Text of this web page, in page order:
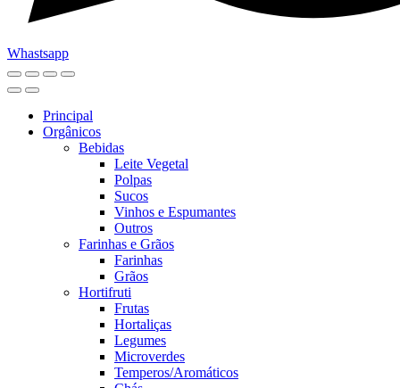
Whastsapp
Principal
Orgânicos
Bebidas
Leite Vegetal
Polpas
Sucos
Vinhos e Espumantes
Outros
Farinhas e Grãos
Farinhas
Grãos
Hortifruti
Frutas
Hortaliças
Legumes
Microverdes
Temperos/Aromáticos